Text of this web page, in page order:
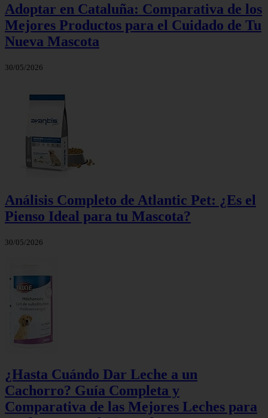
Adoptar en Cataluña: Comparativa de los
Mejores Productos para el Cuidado de Tu
Nueva Mascota
30/05/2026
Análisis Completo de Atlantic Pet: ¿Es el
Pienso Ideal para tu Mascota?
30/05/2026
¿Hasta Cuándo Dar Leche a un
Cachorro? Guía Completa y
Comparativa de las Mejores Leches para